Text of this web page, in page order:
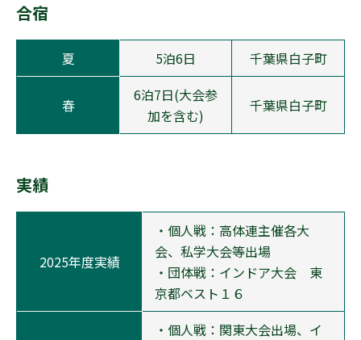
合宿
夏 5泊6日 千葉県白子町
春
6泊7日(大会参
加を含む)
千葉県白子町
実績
2025年度実績
・個人戦：高体連主催各大
会、私学大会等出場
・団体戦：インドア大会 東
京都ベスト１６
・個人戦：関東大会出場、イ